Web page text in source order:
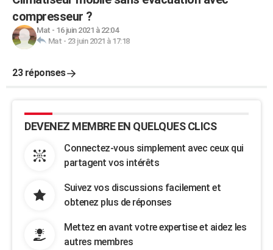
compresseur ?
Mat - 16 juin 2021 à 22:04
Mat - 23 juin 2021 à 17:18
23 réponses
DEVENEZ MEMBRE EN QUELQUES CLICS
Connectez-vous simplement avec ceux qui
partagent vos intérêts
Suivez vos discussions facilement et
obtenez plus de réponses
Mettez en avant votre expertise et aidez les
autres membres